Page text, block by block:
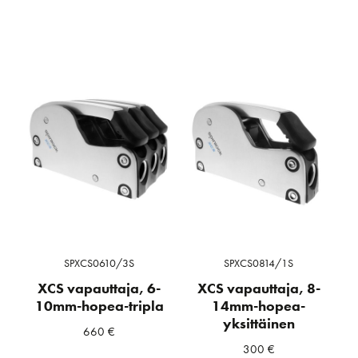
SPXCS0610/3S
XCS vapauttaja, 6-
10mm-hopea-tripla
660€
SPXCS0814/1S
XCS vapauttaja, 8-
14mm-hopea-
yksittäinen
300 €